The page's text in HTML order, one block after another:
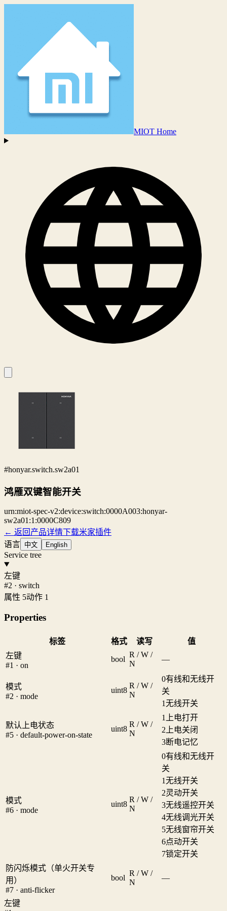
MIOT Home
#honyar.switch.sw2a01
鸿雁双键智能开关
urn:miot-spec-v2:device:switch:0000A003:honyar-
sw2a01:1:0000C809
← 返回产品详情下载米家插件
语言 中文 English
Service tree
左键
#2 · switch
属性 5动作 1
Properties
标签 格式 读写
值
左键
#1 · on
bool
R / W /
N
—
模式
#2 · mode
uint8
R / W /
N
0有线和无线开
关
1无线开关
默认上电状态
#5 · default-power-on-state
uint8
R / W /
N
1
上电打开
2 上电关闭
3断电记忆
模式
#6 · mode
uint8
R / W /
N
0有线和无线开
关
1无线开关
2灵动开关
3无线遥控开关
4无线调光开关
5无线窗帘开关
6点动开关
7锁定开关
防闪烁模式（单火开关专
用）
#7 · anti-flicker
bool
R / W /
N
—
左键